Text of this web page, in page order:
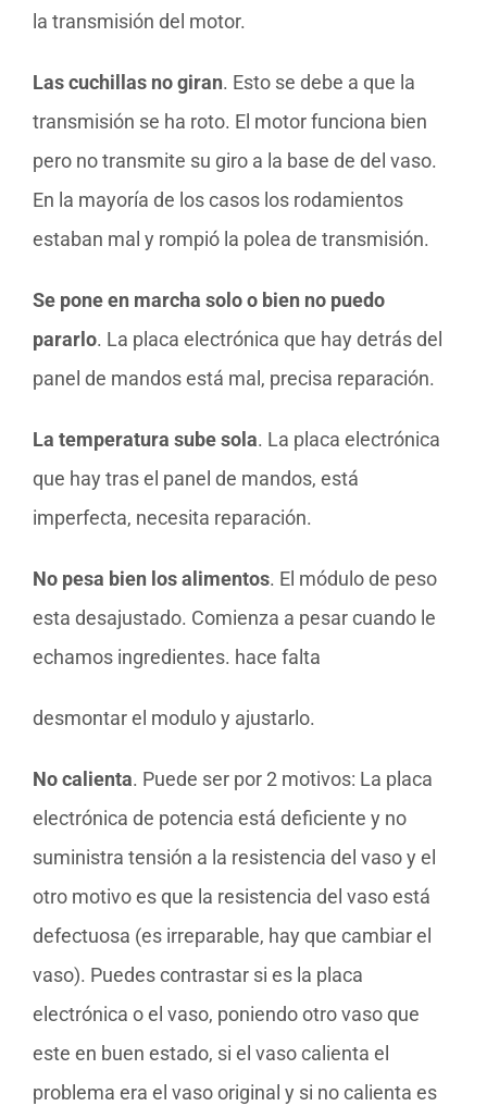
la transmisión del motor.
Las cuchillas no giran. Esto se debe a que la
transmisión se ha roto. El motor funciona bien
pero no transmite su giro a la base de del vaso.
En la mayoría de los casos los rodamientos
estaban mal y rompió la polea de transmisión.
Se pone en marcha solo o bien no puedo
pararlo. La placa electrónica que hay detrás del
panel de mandos está mal, precisa reparación.
La temperatura sube sola. La placa electrónica
que hay tras el panel de mandos, está
imperfecta, necesita reparación.
No pesa bien los alimentos. El módulo de peso
esta desajustado. Comienza a pesar cuando le
echamos ingredientes. hace falta
desmontar el modulo y ajustarlo.
No calienta. Puede ser por 2 motivos: La placa
electrónica de potencia está deficiente y no
suministra tensión a la resistencia del vaso y el
otro motivo es que la resistencia del vaso está
defectuosa (es irreparable, hay que cambiar el
vaso). Puedes contrastar si es la placa
electrónica o el vaso, poniendo otro vaso que
este en buen estado, si el vaso calienta el
problema era el vaso original y si no calienta es